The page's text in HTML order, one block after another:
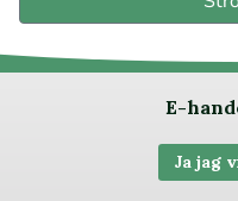
E-
Ja jag